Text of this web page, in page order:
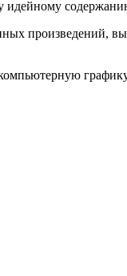
идейному